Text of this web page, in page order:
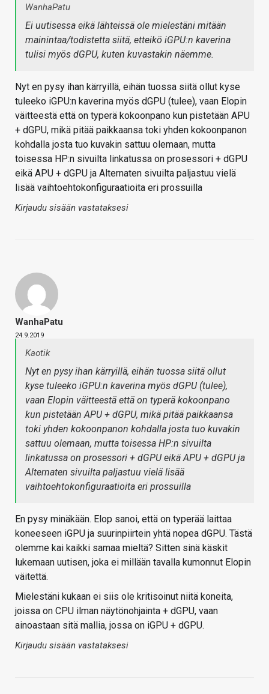
WanhaPatu
Ei uutisessa eikä lähteissä ole mielestäni mitään
mainintaa/todistetta siitä, etteikö iGPU:n kaverina
tulisi myös dGPU, kuten kuvastakin näemme.
Nyt en pysy ihan kärryillä, eihän tuossa siitä ollut kyse
tuleeko iGPU:n kaverina myös dGPU (tulee), vaan Elopin
väitteestä että on typerä kokoonpano kun pistetään APU
+ dGPU, mikä pitää paikkaansa toki yhden kokoonpanon
kohdalla josta tuo kuvakin sattuu olemaan, mutta
toisessa HP:n sivuilta linkatussa on prosessori + dGPU
eikä APU + dGPU ja Alternaten sivuilta paljastuu vielä
lisää vaihtoehtokonfiguraatioita eri prossuilla
Kirjaudu sisään vastataksesi
WanhaPatu
24.9.2019
Kaotik
Nyt en pysy ihan kärryillä, eihän tuossa siitä ollut
kyse tuleeko iGPU:n kaverina myös dGPU (tulee),
vaan Elopin väitteestä että on typerä kokoonpano
kun pistetään APU + dGPU, mikä pitää paikkaansa
toki yhden kokoonpanon kohdalla josta tuo kuvakin
sattuu olemaan, mutta toisessa HP:n sivuilta
linkatussa on prosessori + dGPU eikä APU + dGPU ja
Alternaten sivuilta paljastuu vielä lisää
vaihtoehtokonfiguraatioita eri prossuilla
En pysy minäkään. Elop sanoi, että on typerää laittaa
koneeseen iGPU ja suurinpiirtein yhtä nopea dGPU. Tästä
olemme kai kaikki samaa mieltä? Sitten sinä käskit
lukemaan uutisen, joka ei millään tavalla kumonnut Elopin
väitettä.
Mielestäni kukaan ei siis ole kritisoinut niitä koneita,
joissa on CPU ilman näytönohjainta + dGPU, vaan
ainoastaan sitä mallia, jossa on iGPU + dGPU.
Kirjaudu sisään vastataksesi